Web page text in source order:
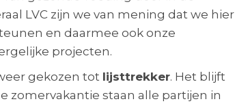
LVC zijn we van mening dat we hier
en daarmee ook onze
projecten.
gekozen tot lijsttrekker. Het blijft
zomervakantie staan alle partijen in